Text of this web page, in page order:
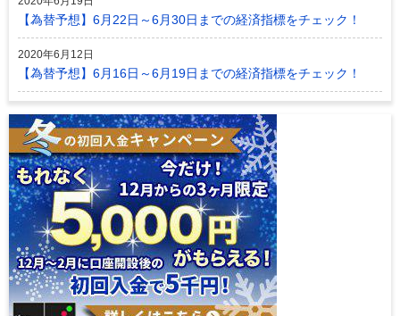
【為替予想】6月22日～6月30日までの経済指標をチェック！
2020年6月12日
【為替予想】6月16日～6月19日までの経済指標をチェック！